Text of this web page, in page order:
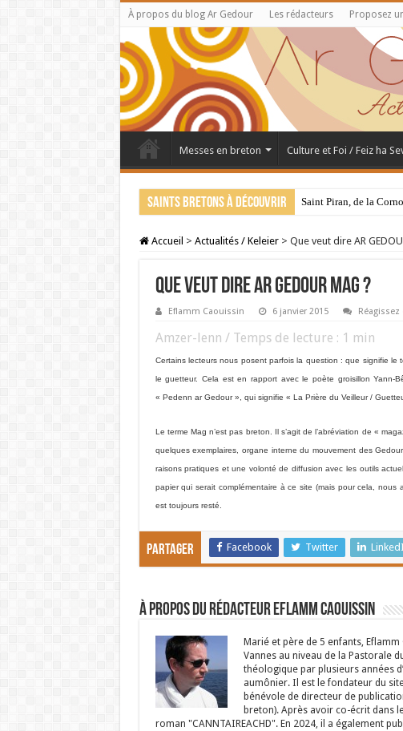
À propos du blog Ar Gedour Les rédacteurs Proposez
Messes en breton Culture et Foi / Feiz ha
Saints bretons à découvrir Saint Piran, de la
Accueil > Actualités / Keleier > Que veut dire AR
Que veut dire AR GEDOUR MAG ?
Eflamm Caouissin 6 janvier 2015
Amzer-lenn / Temps de lecture : 1 min
Certains lecteurs nous posent parfois la question : que signifie le
le guetteur. Cela est en rapport avec le poète groisillon Yann-
« Pedenn ar Gedour », qui signifie « La Prière du Veilleur /
Le terme Mag n’est pas breton. Il s’agit de l’abréviation de «
quelques exemplaires, organe interne du mouvement des
raisons pratiques et une volonté de diffusion avec les outils
papier qui serait complémentaire à ce site (mais pour cela, nous
est toujours resté.
Partager Facebook Twitter
À propos du rédacteur Eflamm Caouissin
Marié et père de 5 enfants,
Vannes au niveau de la Pastorale
théologique par plusieurs années
aumônier. Il est le fondateur du
bénévole de directeur de
breton). Après avoir co-écrit dans
roman "CANNTAIREACHD". En 2024, il a également